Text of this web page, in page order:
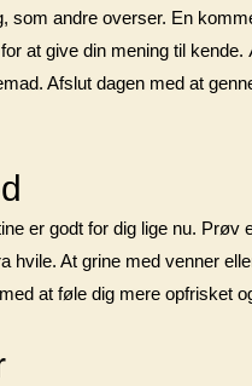
som andre overser. En
at give din mening til
Afslut dagen med at
er godt for dig lige nu.
hvile. At grine med venner
at føle dig mere opfrisket